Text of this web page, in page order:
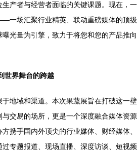
产者与经营者面临的关键课题。现在，一
一场汇聚行业精英、联动重磅媒体的顶级
光量为引擎，致力于将您和您的产品推向
世界舞台的跨越
地域和渠道。本次果蔬展旨在打破这一壁
交易的场所，更是一个深度融合媒体资源
携手国内外顶尖的行业媒体、财经媒体、
专题报道、现场直播、深度访谈、短视频